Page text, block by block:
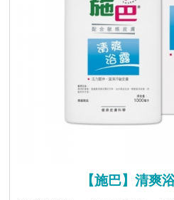
【施巴】清爽